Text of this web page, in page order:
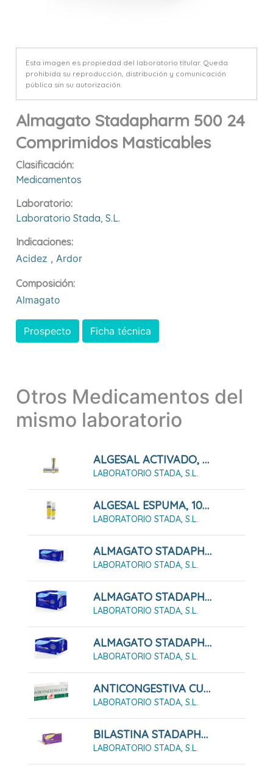
Esta imagen es propiedad del laboratorio titular. Queda
prohibida su reproducción, distribución y comunicación
pública sin su autorización.
Almagato Stadapharm 500 24
Comprimidos Masticables
Clasificación:
Medicamentos
Laboratorio:
Laboratorio Stada, S.l.
Indicaciones:
Acidez , Ardor
Composición:
Almagato
Prospecto Ficha técnica
Otros Medicamentos del
mismo laboratorio
ALGESAL ACTIVADO, 60 G
LABORATORIO STADA, S.L.
ALGESAL ESPUMA, 100 G
LABORATORIO STADA, S.L.
ALMAGATO STADAPHARM 1,5 G SUSPENSIÓN ORAL 12 SOBRES
LABORATORIO STADA, S.L.
ALMAGATO STADAPHARM 1,5 G SUSPENSIÓN ORAL 24 SOBRES
LABORATORIO STADA, S.L.
ALMAGATO STADAPHARM 500 48 COMPRIMIDOS MASTICABLES
LABORATORIO STADA, S.L.
ANTICONGESTIVA CUSÍ (Pasta Lassar) PASTA CUTANEA 45G
LABORATORIO STADA, S.L.
BILASTINA STADAPHARM 20mg Comprimidos EFG
LABORATORIO STADA, S.L.